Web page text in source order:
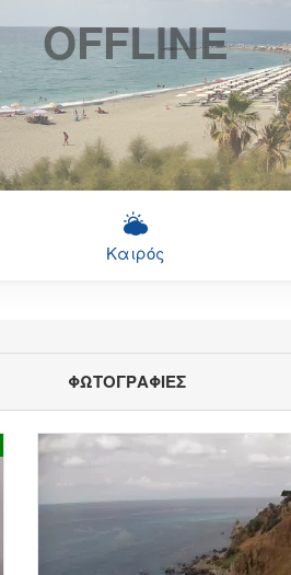
OFFLINE
Καιρός
ΦΩΤΟΓΡΑΦΙΕΣ